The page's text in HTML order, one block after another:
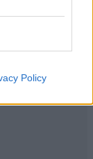
Policy
0